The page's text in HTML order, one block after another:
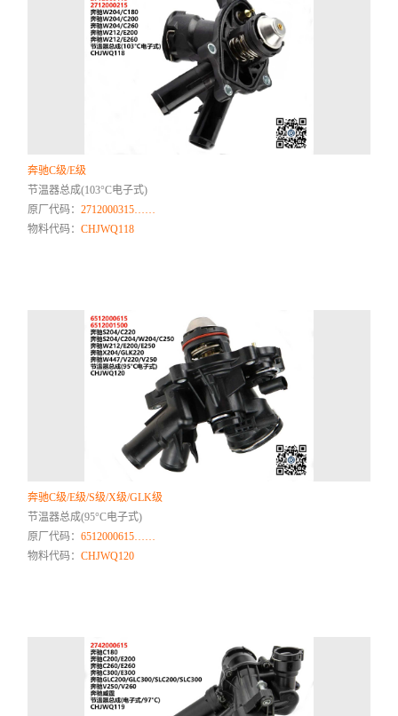
奔驰C级/E级
节温器总成(103°C电子式)
原厂代码：2712000315……
物料代码：CHJWQ118
奔驰C级/E级/S级/X级/GLK级
节温器总成(95°C电子式)
原厂代码：6512000615……
物料代码：CHJWQ120